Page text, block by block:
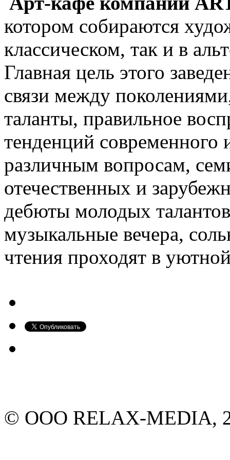
котором собираются
классическом, так и в
Главная цель этого
связи между
таланты, правильное
тенденций современного
различным вопросам,
отечественных и
дебюты молодых
музыкальные вечера,
чтения проходят в
© ООО RELAX-MEDIA,